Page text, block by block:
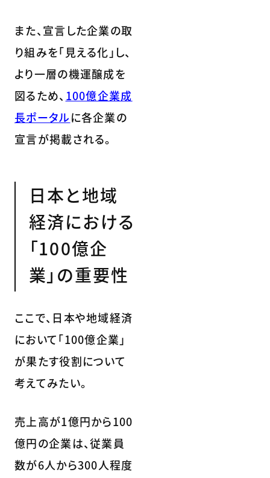
また、宣言した企業の取
り組みを「見える化」し、
より一層の機運醸成を
図るため、 100億企業成
長ポータルに各企業の
宣言が掲載される。
日本と地域
経済における
「100億企
業」の重要性
ここで、日本や地域経済
において「100億企業」
が果たす役割について
考えてみたい。
売上高が1億円から100
億円の企業は、従業員
数が6人から300人程度